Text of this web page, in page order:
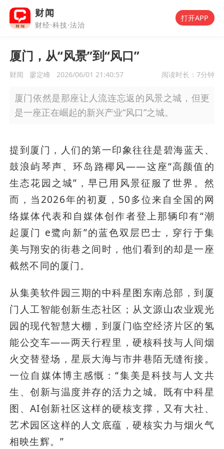
财闻
财经·科技·法治
打开APP
厦门，从“风景”到“风口”
财闻 廖定峰 2026/06/01 21:40:57 阅读时长： 7分钟
厦门依然是那座让人流连忘返的风景之城，但更
是一座正在崛起的新兴产业“风口”之城。
提到厦门，人们的第一印象往往是碧海蓝天、
鼓浪屿琴声、环岛路椰风——这座“高颜值的
生态花园之城”，早已用风景征服了世界。然
而，当2026年的初夏，50多位来自全国的网
络媒体代表和自媒体创作者登上那辆印有“潮
起厦门 e鹭向新”的蓝色双层巴士，穿行于集
美与翔安的街巷之间时，他们看到的却是一座
截然不同的厦门。
从集美软件园三期的中科星图东南总部，到厦
门人工智能创新生态社区；从文源山农业观光
园的现代智慧大棚，到厦门临空经济片区的氢
能公交车——两天行程里，硬核科技与人间烟
火交替登场，星辰大海与市井巷陌无缝衔接。
一位自媒体博主感慨：“集美是科技与人文共
生、创新与温度并存的活力之城。既有中科星
图、AI创新社区这样的硬核支撑，又有大社、
艺术园区这样的人文底蕴，硬核实力与烟火气
相映生辉。”